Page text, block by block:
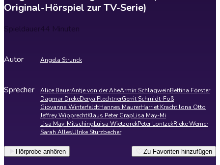
Original-Hörspiel zur TV-Serie)
Spieldauer44 Minuten
Autor Angela Strunck
Sprecher Alice BauerAntje von der AheArmin SchlagweinBettina Förster
Dagmar DrekeDerya FlechtnerGerrit Schmidt-Foß
Giovanna WinterfeldtHannes MaurerHarriet KrachtIlona Otto
Jeffrey WipprechtKlaus Peter GrapLisa May-Mi
Lisa May-MitschingLuisa WietzorekPeter LontzekRieke Werner
Sarah AllesUlrike Stürzbecher
Hörprobe anhören Zu Favoriten hinzufügen